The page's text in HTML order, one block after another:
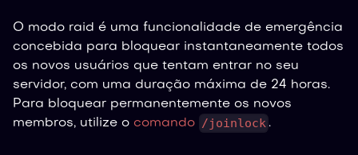
O modo raid é uma funcionalidade de emergência
concebida para bloquear instantaneamente todos
os novos usuários que tentam entrar no seu
servidor, com uma duração máxima de 24 horas.
Para bloquear permanentemente os novos
membros, utilize o comando /joinlock .